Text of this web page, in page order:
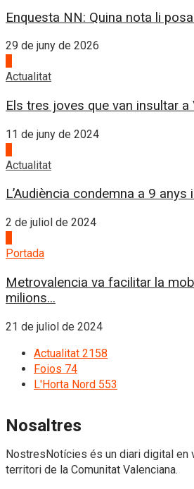
Enquesta NN: Quina nota li
29 de juny de 2026
Actualitat
Els tres joves que van insultar a
11 de juny de 2024
Actualitat
L’Audiència condemna a 9 anys
2 de juliol de 2024
Portada
Metrovalencia va facilitar la
milions...
21 de juliol de 2024
Actualitat 2158
Foios 74
L'Horta Nord 553
Nosaltres
NostresNotícies és un diari digital en
territori de la Comunitat Valenciana.